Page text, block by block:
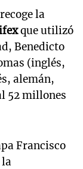
la
que utilizó
Benedicto
(inglés,
alemán,
52 millones
Francisco
la
3